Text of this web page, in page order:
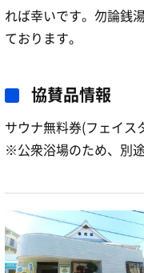
れば幸いです。勿論銭
ております。
協賛品情報
サウナ無料券(フェイス
※公衆浴場のため、別